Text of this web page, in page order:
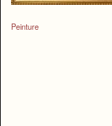
Peinture